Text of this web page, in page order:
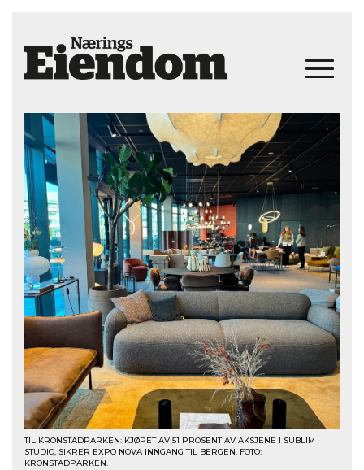
TIL KRONSTADPARKEN: KJØPET AV 51 PROSENT AV AKSJENE I SUBLIM
STUDIO, SIKRER EXPO NOVA INNGANG TIL BERGEN. FOTO:
KRONSTADPARKEN.